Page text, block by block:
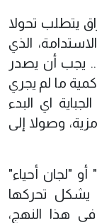
يتطلب تحولا
الذي
يجب أن يصدر
ما لم يجري
اي البدء
وصولا إلى
"لجان أحياء"
تحركها
في هذا النهج،